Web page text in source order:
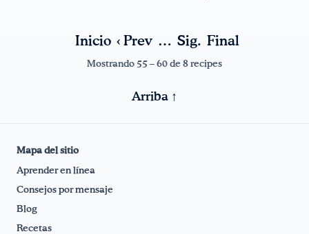
Inicio ‹ Prev … Sig. Final
Mostrando 55 – 60 de 8 recipes
Arriba ↑
Mapa del sitio
Aprender en línea
Consejos por mensaje
Blog
Recetas